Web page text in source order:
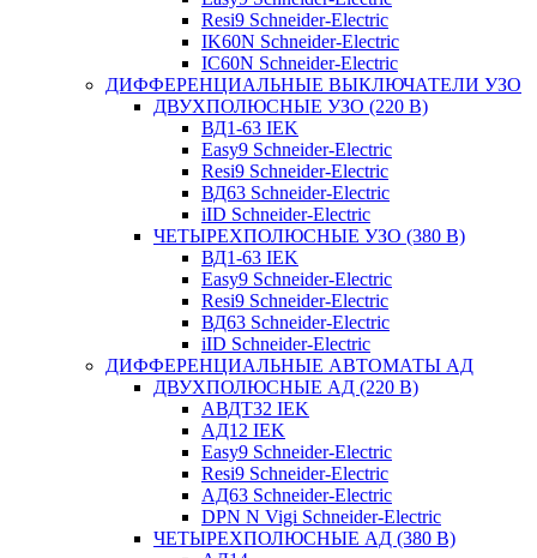
Resi9 Schneider-Electric
IK60N Schneider-Electric
IC60N Schneider-Electric
ДИФФЕРЕНЦИАЛЬНЫЕ ВЫКЛЮЧАТЕЛИ УЗО
ДВУХПОЛЮСНЫЕ УЗО (220 В)
ВД1-63 IEK
Easy9 Schneider-Electric
Resi9 Schneider-Electric
ВД63 Schneider-Electric
iID Schneider-Electric
ЧЕТЫРЕХПОЛЮСНЫЕ УЗО (380 В)
ВД1-63 IEK
Easy9 Schneider-Electric
Resi9 Schneider-Electric
ВД63 Schneider-Electric
iID Schneider-Electric
ДИФФЕРЕНЦИАЛЬНЫЕ АВТОМАТЫ АД
ДВУХПОЛЮСНЫЕ АД (220 В)
АВДТ32 IEK
АД12 IEK
Easy9 Schneider-Electric
Resi9 Schneider-Electric
АД63 Schneider-Electric
DPN N Vigi Schneider-Electric
ЧЕТЫРЕХПОЛЮСНЫЕ АД (380 В)